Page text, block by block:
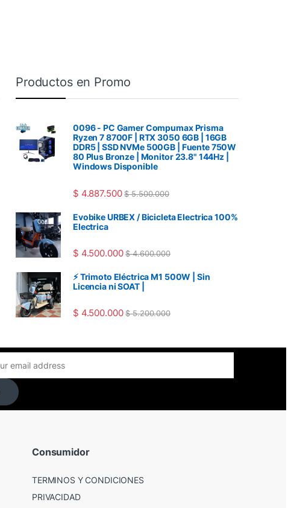
Productos en Promo
0096 - PC Gamer Compumax Prisma
Ryzen 7 8700F | RTX 3050 6GB | 16GB
DDR5 | SSD NVMe 500GB | Fuente 750W
80 Plus Bronze | Monitor 23.8" 144Hz |
Windows Disponible
$ 4.887.500 $5.500.000
Evobike URBEX / Bicicleta Electrica 100%
Electrica
$ 4.500.000 $4.600.000
⚡ Trimoto Eléctrica M1 500W | Sin
Licencia ni SOAT |
$ 4.500.000 $5.200.000
Consumidor
TERMINOS Y CONDICIONES
PRIVACIDAD